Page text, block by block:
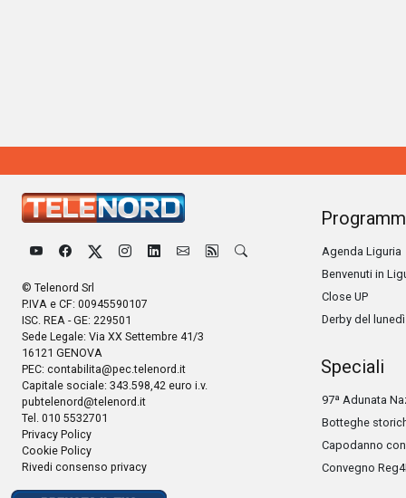
© Telenord Srl
P.IVA e CF: 00945590107
ISC. REA - GE: 229501
Sede Legale: Via XX Settembre 41/3
16121 GENOVA
PEC: contabilita@pec.telenord.it
Capitale sociale: 343.598,42 euro i.v.
pubtelenord@telenord.it
Tel. 010 5532701
Privacy Policy
Cookie Policy
Rivedi consenso privacy
Agenda Liguria
Benvenuti in
Close UP
Derby del lunedì
Speciali
97ª Adunata
Botteghe
Capodanno
Convegno